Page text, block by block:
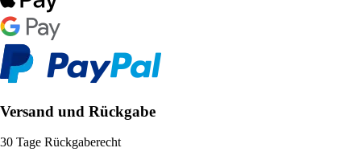
Versand und Rückgabe
30 Tage Rückgaberecht